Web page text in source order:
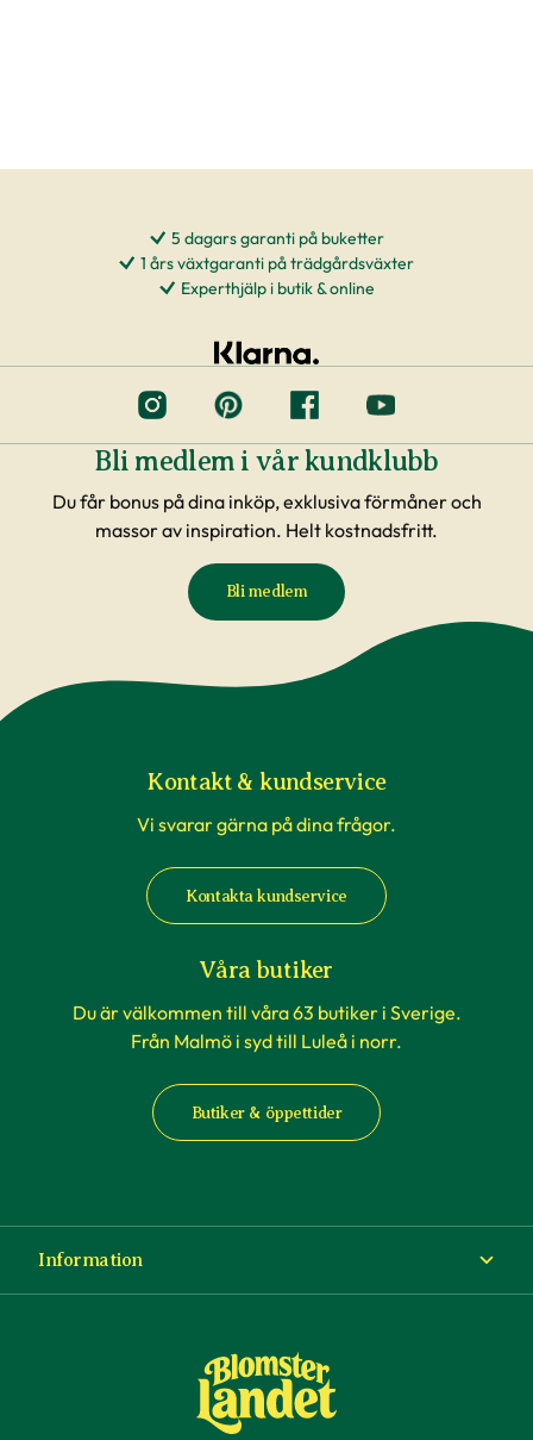
5 dagars garanti på buketter
1 års växtgaranti på trädgårdsväxter
Experthjälp i butik & online
Bli medlem i vår kundklubb
Du får bonus på dina inköp, exklusiva förmåner och
massor av inspiration. Helt kostnadsfritt.
Bli medlem
Kontakt & kundservice
Vi svarar gärna på dina frågor.
Kontakta kundservice
Våra butiker
Du är välkommen till våra 63 butiker i Sverige.
Från Malmö i syd till Luleå i norr.
Butiker & öppettider
Information
Köp- och leveransvillkor